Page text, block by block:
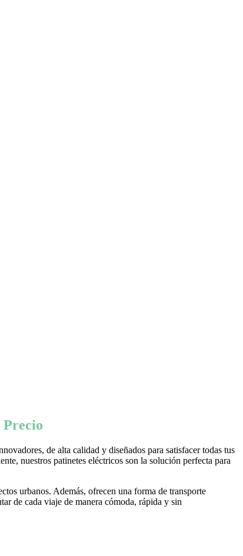
de alta calidad y diseñados para satisfacer todas tus
nuestros patinetes eléctricos son la solución perfecta para
urbanos. Además, ofrecen una forma de transporte
de cada viaje de manera cómoda, rápida y sin